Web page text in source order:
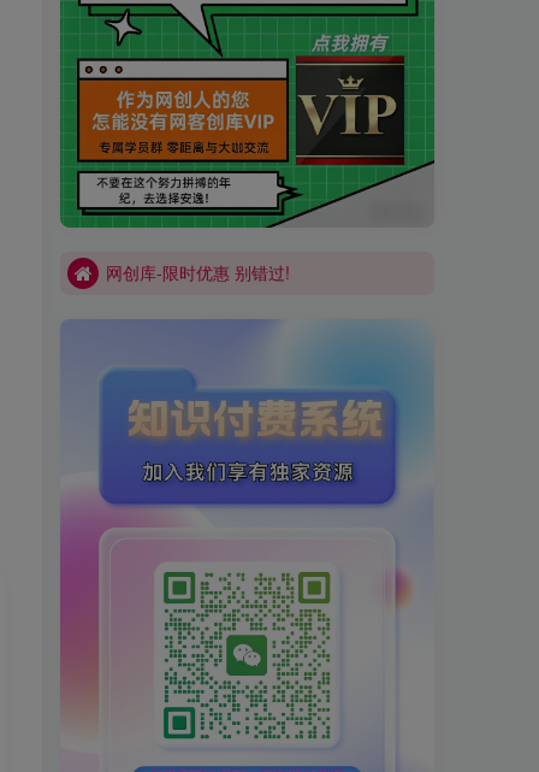
买VIP会员或加盟商-全年最低价-立即抢额
网创库-限时优惠 别错过!
买VIP会员或加盟商-全年最低价-立即抢额
网创库-限时优惠 别错过!